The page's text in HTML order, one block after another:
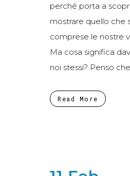
perché porta a
mostrare quello che
comprese le nostre
Ma cosa significa
noi stessi? Penso che...
Read More